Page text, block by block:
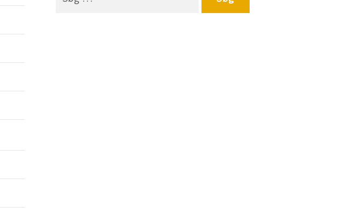
efter: